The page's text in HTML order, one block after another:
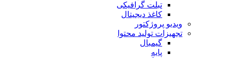
تبلت گرافیکی
کاغذ دیجیتال
ویدیو پروژکتور
تجهیزات تولید محتوا
گیمبال
پایه